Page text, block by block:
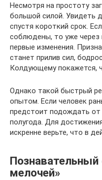
Несмотря на простоту
большой силой. Увидеть
спустя короткий срок.
соблюдены, то уже через
первые изменения.
станет прилив сил,
Колдующему покажется,
Однако такой быстрый
опытом. Если человек
предстоит подождать от
полугода. Для
искренне верьте, что в
Познавательный
мелочей»